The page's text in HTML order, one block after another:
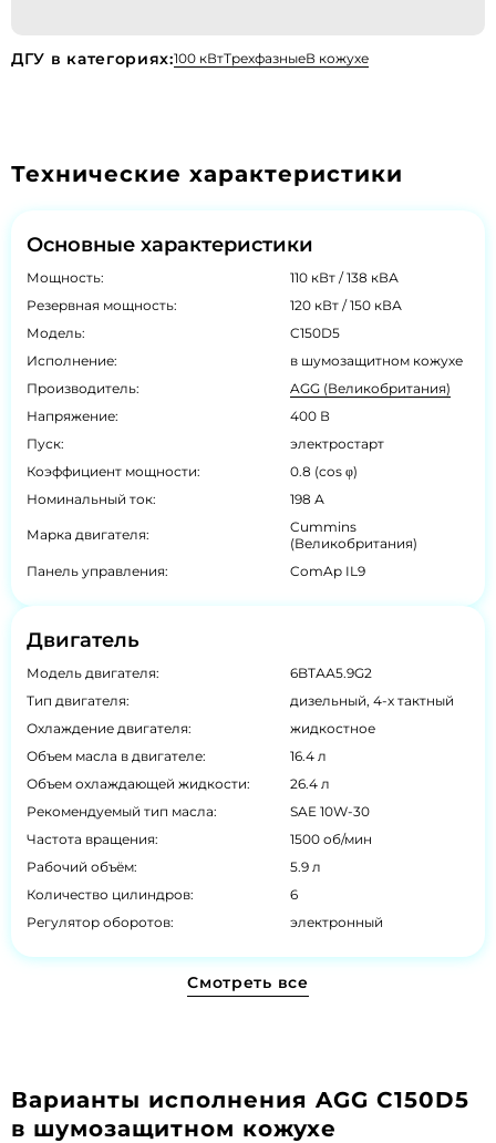
ДГУ в категориях:100 кВтТрехфазныеВ кожухе
Технические характеристики
Основные характеристики
Мощность:
110 кВт / 138 кВА
Резервная мощность:
120 кВт / 150 кВА
Модель:
C150D5
Исполнение:
в шумозащитном кожухе
Производитель:
AGG (Великобритания)
Напряжение:
400 В
Пуск:
электростарт
Коэффициент мощности:
0.8 (cos φ)
Номинальный ток:
198 А
Марка двигателя:
Cummins
(Великобритания)
Панель управления:
ComAp IL9
Двигатель
Модель двигателя:
6BTАА5.9G2
Тип двигателя:
дизельный, 4-х тактный
Охлаждение двигателя:
жидкостное
Объем масла в двигателе:
16.4 л
Объем охлаждающей жидкости:
26.4 л
Рекомендуемый тип масла:
SAE 10W-30
Частота вращения:
1500 об/мин
Рабочий объём:
5.9 л
Количество цилиндров:
6
Регулятор оборотов:
электронный
Смотреть все
Варианты исполнения AGG C150D5
в шумозащитном кожухе